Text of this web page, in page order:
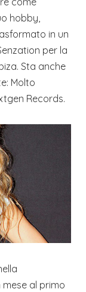
hobby,
in un
per la
Sta anche
Molto
Records.
mese al primo